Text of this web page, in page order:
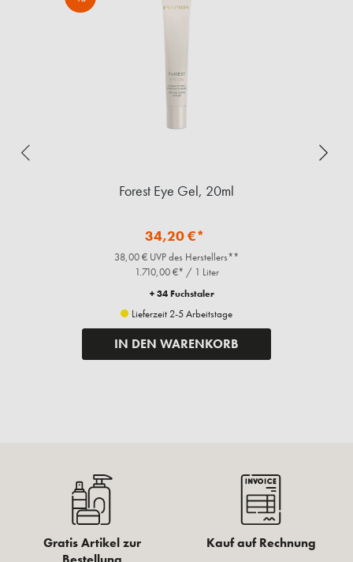
Forest Eye Gel, 20ml
34,20 €*
38,00 € UVP des Herstellers**
1.710,00 €* / 1 Liter
+ 34 Fuchstaler
Lieferzeit 2-5 Arbeitstage
IN DEN WARENKORB
Gratis Artikel zur
Kauf auf Rechnung